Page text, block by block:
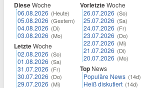
DieseWoche
06.08.2026 (Heute)
05.08.2026 (Gestern)
04.08.2026 (Di)
03.08.2026 (Mo)
LetzteWoche
02.08.2026 (So)
01.08.2026 (Sa)
31.07.2026 (Fr)
30.07.2026 (Do)
29.07.2026 (Mi)
VorletzteWoche
26.07.2026 (So)
25.07.2026 (Sa)
24.07.2026 (Fr)
23.07.2026 (Do)
22.07.2026 (Mi)
21.07.2026 (Di)
20.07.2026 (Mo)
Top News
Populäre News (14d)
Heiß diskutiert (14d)